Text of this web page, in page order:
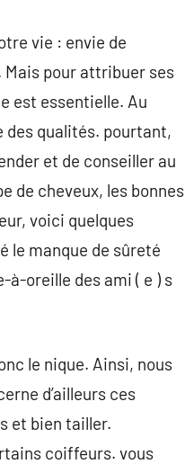
vie : envie de
pour attribuer ses
est essentielle. Au
des qualités. pourtant,
et de conseiller au
de cheveux, les bonnes
voici quelques
le manque de sûreté
oreille des ami ( e ) s
le nique. Ainsi, nous
d’ailleurs ces
et bien tailler.
coiffeurs. vous